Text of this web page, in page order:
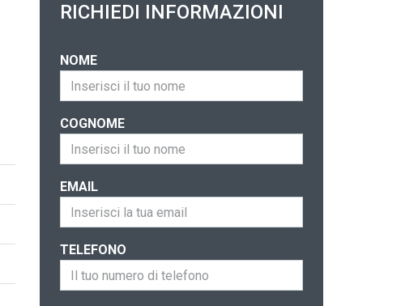
RICHIEDI INFORMAZIONI
NOME
COGNOME
EMAIL
TELEFONO